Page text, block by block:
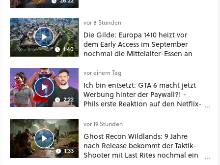
1:40
vor 8 Stunden
Die Gilde: Europa 1410 heizt vor
dem Early Access im September
nochmal die Mittelalter-Essen an
2:22
vor einem Tag
Ich bin entsetzt: GTA 6 macht jetzt
Werbung hinter der Paywall?! -
Phils erste Reaktion auf den Netflix-
1:33
vor 19 Stunden
Ghost Recon Wildlands: 9 Jahre
nach Release bekommt der Taktik-
Shooter mit Last Rites nochmal ein